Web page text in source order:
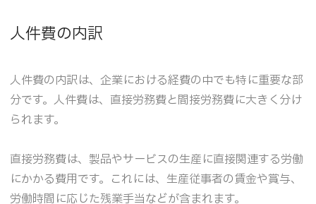
人件費の内訳
人件費の内訳は、企業における経費の中でも特に重要な部
分です。人件費は、直接労務費と間接労務費に大きく分け
られます。
直接労務費は、製品やサービスの生産に直接関連する労働
にかかる費用です。これには、生産従事者の賃金や賞与、
労働時間に応じた残業手当などが含まれます。